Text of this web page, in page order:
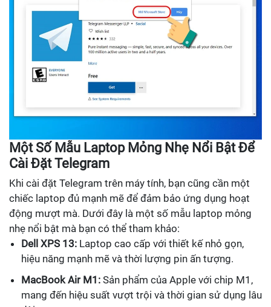
Một Số Mẫu Laptop Mỏng Nhẹ Nổi Bật Để
Cài Đặt Telegram
Khi cài đặt Telegram trên máy tính, bạn cũng cần một
chiếc laptop đủ mạnh mẽ để đảm bảo ứng dụng hoạt
động mượt mà. Dưới đây là một số mẫu laptop mỏng
nhẹ nổi bật mà bạn có thể tham khảo:
Dell XPS 13: Laptop cao cấp với thiết kế nhỏ gọn,
hiệu năng mạnh mẽ và thời lượng pin ấn tượng.
MacBook Air M1: Sản phẩm của Apple với chip M1,
mang đến hiệu suất vượt trội và thời gian sử dụng lâu